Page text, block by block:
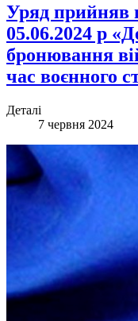
Уряд прийняв
05.06.2024 р
бронювання
час воєнного
Деталі
7 червня 2024